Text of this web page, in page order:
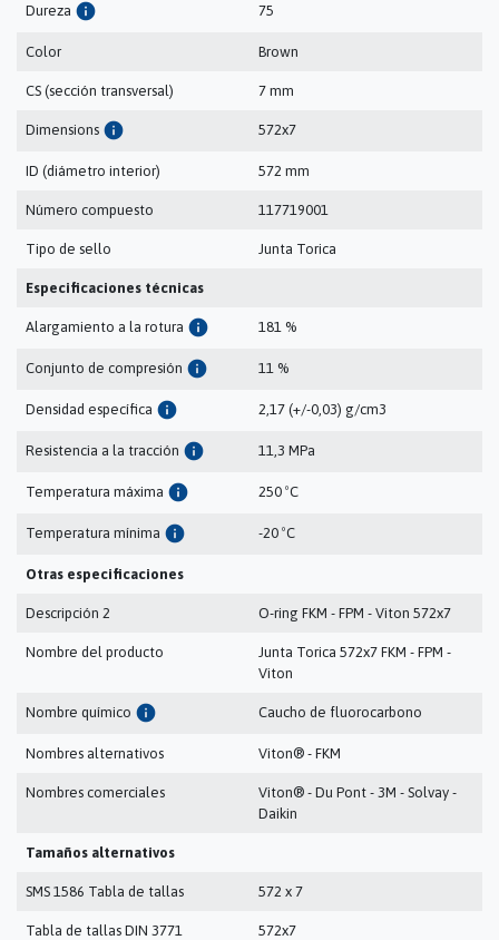
Dureza info 75
Color Brown
CS (sección transversal) 7 mm
Dimensions info 572x7
ID (diámetro interior) 572 mm
Número compuesto 117719001
Tipo de sello Junta Torica
Especificaciones técnicas
Alargamiento a la rotura info 181 %
Conjunto de compresión info 11 %
Densidad específica info 2,17 (+/-0,03) g/cm3
Resistencia a la tracción info 11,3 MPa
Temperatura máxima info 250 ºC
Temperatura mínima info -20 ºC
Otras especificaciones
Descripción 2 O-ring FKM - FPM - Viton 572x7
Nombre del producto
Junta Torica 572x7 FKM - FPM -
Viton
Nombre químico info Caucho de fluorocarbono
Nombres alternativos Viton® - FKM
Nombres comerciales
Viton® - Du Pont - 3M - Solvay -
Daikin
Tamaños alternativos
SMS 1586 Tabla de tallas 572 x 7
Tabla de tallas DIN 3771 572x7